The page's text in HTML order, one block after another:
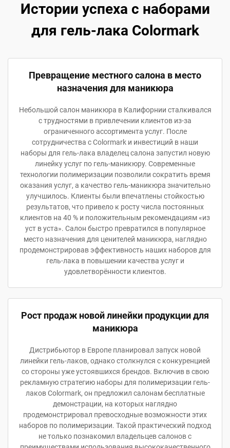
Истории успеха с наборами
для гель-лака Colormark
Превращение местного салона в место
назначения для маникюра
Небольшой салон маникюра в Калифорнии сталкивался
с трудностями в привлечении клиентов из-за
ограниченного ассортимента услуг. После
сотрудничества с Colormark и инвестиций в наши
наборы для гель-лака владелец салона запустил новую
линейку услуг по гель-маникюру. Современные
технологии полимеризации позволили сократить время
оказания услуг, а качество гель-маникюра значительно
улучшилось. Клиенты были впечатлены стойкостью
результатов, что привело к росту числа постоянных
клиентов на 40 % и положительным рекомендациям «из
уст в уста». Салон быстро превратился в популярное
место назначения для ценителей маникюра, наглядно
продемонстрировав эффективность наших наборов для
гель-лака в повышении качества услуг и
удовлетворённости клиентов.
Рост продаж новой линейки продукции для
маникюра
Дистрибьютор в Европе планировал запуск новой
линейки гель-лаков, однако столкнулся с конкуренцией
со стороны уже устоявшихся брендов. Включив в свою
рекламную стратегию наборы для полимеризации гель-
лаков Colormark, он предложил салонам бесплатные
демонстрации, на которых наглядно
продемонстрировал превосходные возможности этих
наборов по полимеризации. Такой практический подход
не только познакомил владельцев салонов с